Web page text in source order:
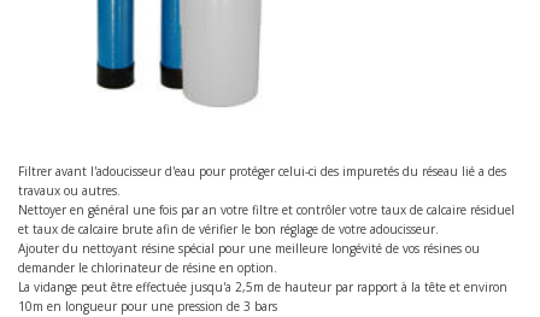
Filtrer avant l'adoucisseur d'eau pour protéger celui-ci des impuretés du réseau lié a des
travaux ou autres.
Nettoyer en général une fois par an votre filtre et contrôler votre taux de calcaire résiduel
et taux de calcaire brute afin de vérifier le bon réglage de votre adoucisseur.
Ajouter du nettoyant résine spécial pour une meilleure longévité de vos résines ou
demander le chlorinateur de résine en option.
La vidange peut être effectuée jusqu'a 2,5m de hauteur par rapport à la tête et environ
10m en longueur pour une pression de 3 bars